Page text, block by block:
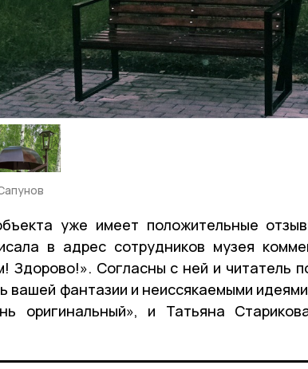
уже имеет положительные
в адрес сотрудников музея
Здорово!». Согласны с ней и читатель
вашей фантазии и неиссякаемыми
оригинальный», и Татьяна